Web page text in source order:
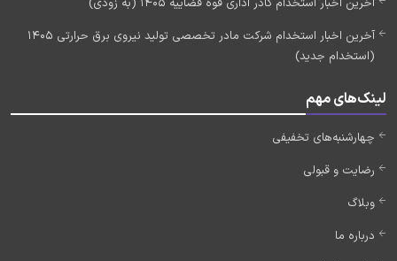
آخرین اخبار استخدام شرکت مادر تخصصی تولید نیروی برق حرارتی 1405
(استخدام جدید)
لینک‌های مهم
چهارشنبه‌های تخفیفی
رضایت و قبولی
وبلاگ
درباره ما